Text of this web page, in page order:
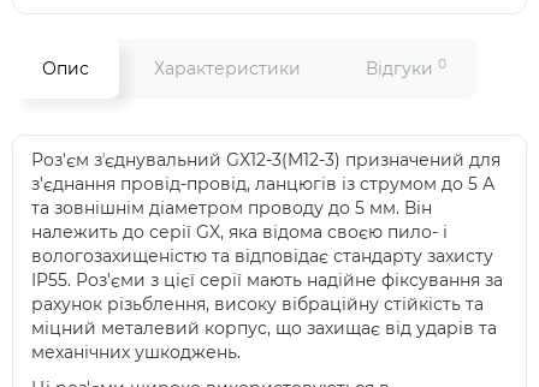
Опис Характеристики Відгуки 0
Роз'єм зʼєднувальний GX12-3(M12-3) призначений для
з'єднання провід-провід, ланцюгів із струмом до 5 А
та зовнішнім діаметром проводу до 5 мм. Він
належить до серії GX, яка відома своєю пило- і
вологозахищеністю та відповідає стандарту захисту
IP55. Роз'єми з цієї серії мають надійне фіксування за
рахунок різьблення, високу вібраційну стійкість та
міцний металевий корпус, що захищає від ударів та
механічних ушкоджень.